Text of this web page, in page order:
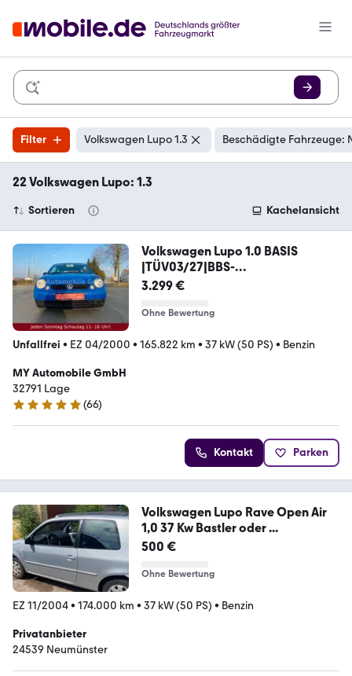
Filter Volkswagen Lupo 1.3 Beschädigte Fahrzeuge:
22 Volkswagen Lupo: 1.3
Sortieren Kachelansicht
Volkswagen Lupo 1.0 BASIS
|TÜV03/27|BBS-
FELGEN|3.HAND|BTh|
3.299 €
Ohne Bewertung
Unfallfrei • EZ 04/2000 • 165.822 km • 37 kW (50 PS) • Benzin
MY Automobile GmbH
32791 Lage
4.9 Sterne
(66)
Kontakt Parken
Volkswagen Lupo Rave Open Air
1,0 37 Kw Bastler oder ...
500 €
Ohne Bewertung
EZ 11/2004• 174.000 km • 37 kW (50 PS) • Benzin
Privatanbieter
24539 Neumünster